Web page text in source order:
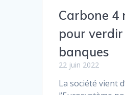
Carbone 4
pour
banques
22 juin 2022
La société vient